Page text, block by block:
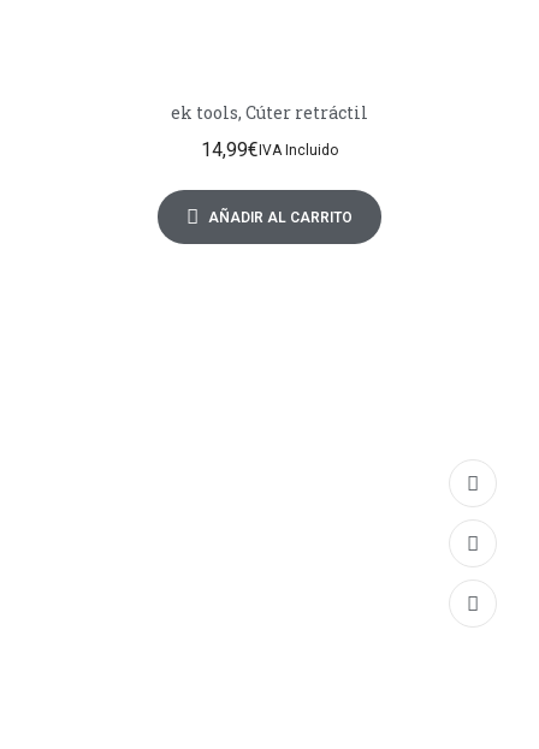
ek tools, Cúter retráctil
14,99€IVA Incluido
AÑADIR AL CARRITO